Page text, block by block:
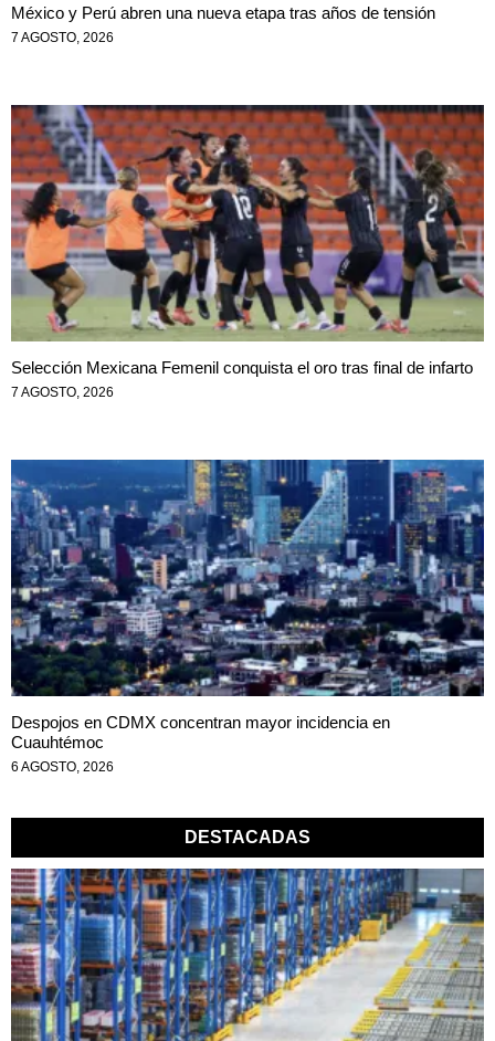
México y Perú abren una nueva etapa tras años de tensión
7 AGOSTO, 2026
Selección Mexicana Femenil conquista el oro tras final de infarto
7 AGOSTO, 2026
Despojos en CDMX concentran mayor incidencia en
Cuauhtémoc
6 AGOSTO, 2026
DESTACADAS